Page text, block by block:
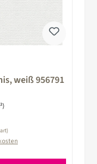
weiß 956791